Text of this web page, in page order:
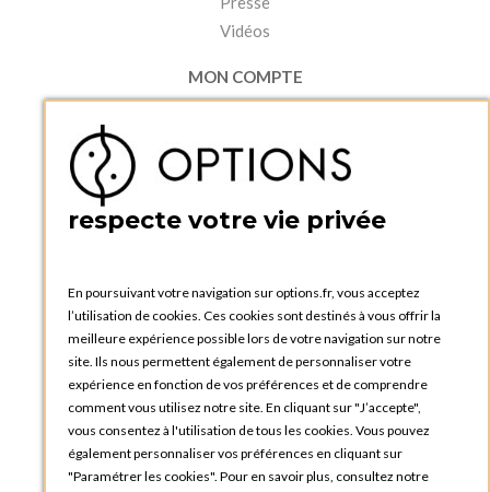
Vidéos
MON COMPTE
Accéder à mon compte
Créer un compte
PRATIQUE
Catalogues et bons de commande
Tutoriels
OPTIONS LUXEMBOURG
13 rue Paul Rischard
5324 Contern
respecte votre vie privée
En poursuivant votre navigation sur options.fr, vous acceptez
l’utilisation de cookies. Ces cookies sont destinés à vous offrir la
meilleure expérience possible lors de votre navigation sur notre
site. Ils nous permettent également de personnaliser votre
expérience en fonction de vos préférences et de comprendre
comment vous utilisez notre site. En cliquant sur "J’accepte",
vous consentez à l'utilisation de tous les cookies. Vous pouvez
également personnaliser vos préférences en cliquant sur
"Paramétrer les cookies". Pour en savoir plus, consultez notre